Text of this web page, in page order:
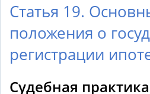
Статья 19.
положения о
регистрации
Судебная